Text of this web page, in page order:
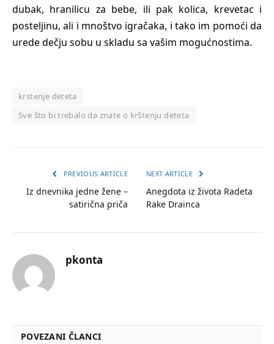
dubak, hranilicu za bebe, ili pak kolica, krevetac i
posteljinu, ali i mnoštvo igračaka, i tako im pomoći da
urede dečju sobu u skladu sa vašim mogućnostima.
krstenje deteta
Sve što bi trebalo da znate o krštenju deteta
PREVIOUS ARTICLE
Iz dnevnika jedne žene –
satirična priča
NEXT ARTICLE
Anegdota iz života Radeta
Rake Drainca
pkonta
POVEZANI ČLANCI